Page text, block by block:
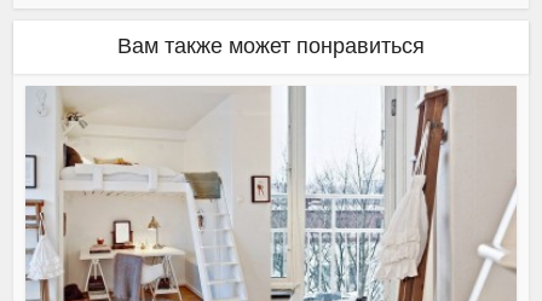
Вам также может понравиться